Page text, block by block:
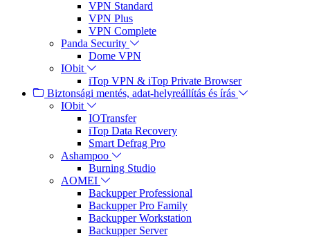
VPN Standard
VPN Plus
VPN Complete
Panda Security
Dome VPN
IObit
iTop VPN & iTop Private Browser
Biztonsági mentés, adat-helyreállítás és írás
IObit
IOTransfer
iTop Data Recovery
Smart Defrag Pro
Ashampoo
Burning Studio
AOMEI
Backupper Professional
Backupper Pro Family
Backupper Workstation
Backupper Server